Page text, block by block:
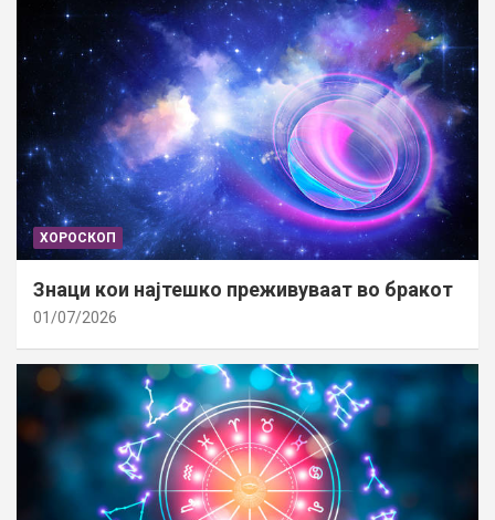
ХОРОСКОП
Знаци кои најтешко преживуваат во бракот
01/07/2026